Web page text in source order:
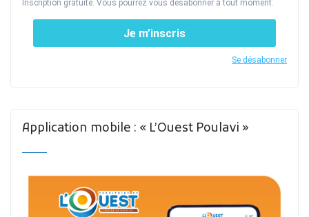
Inscription gratuite. Vous pourrez vous désabonner à tout moment.
Je m’inscris
Se désabonner
Application mobile : « L’Ouest Poulavi »